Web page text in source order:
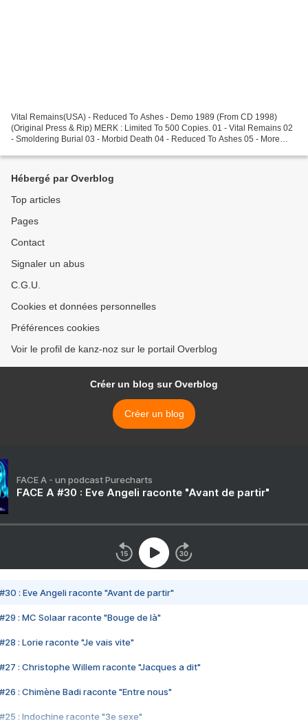
Vital Remains(USA) - Reduced To Ashes - Demo 1989 (From CD 1998)
(Original Press & Rip) MERK : Limited To 500 Copies. 01 - Vital Remains 02
- Smoldering Burial 03 - Morbid Death 04 - Reduced To Ashes 05 - More
Hébergé par Overblog
Top articles
Pages
Contact
Signaler un abus
C.G.U.
Cookies et données personnelles
Préférences cookies
Voir le profil de kanz-noz sur le portail Overblog
Créer un blog sur Overblog
Créer un blog
FACE A - un podcast Purecharts
FACE A #30 : Eve Angeli raconte "Avant de partir"
#30 : Eve Angeli raconte "Avant de partir"
#29 : MC Solaar raconte "Bouge de là"
#28 : Lorie raconte "Je vais vite"
#27 : Christophe Willem raconte "Jacques a dit"
#26 : Chimène Badi raconte "Entre nous"
#25 : Indochine raconte "3e sexe"